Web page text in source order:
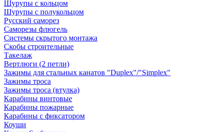
Шурупы с кольцом
Шурупы с полукольцом
Русский саморез
Саморезы флюгель
Системы скрытого монтажа
Скобы строительные
Такелаж
Вертлюги (2 петли)
Зажимы для стальных канатов "Duplex"/"Simplex"
Зажимы троса
Зажимы троса (втулка)
Карабины винтовые
Карабины пожарные
Карабины с фиксатором
Коуши